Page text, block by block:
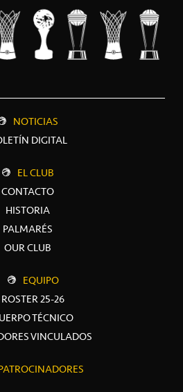
NOTICIAS
DIGITAL
EL CLUB
CONTACTO
HISTORIA
PALMARÉS
OUR CLUB
EQUIPO
ROSTER 25-26
TÉCNICO
VINCULADOS